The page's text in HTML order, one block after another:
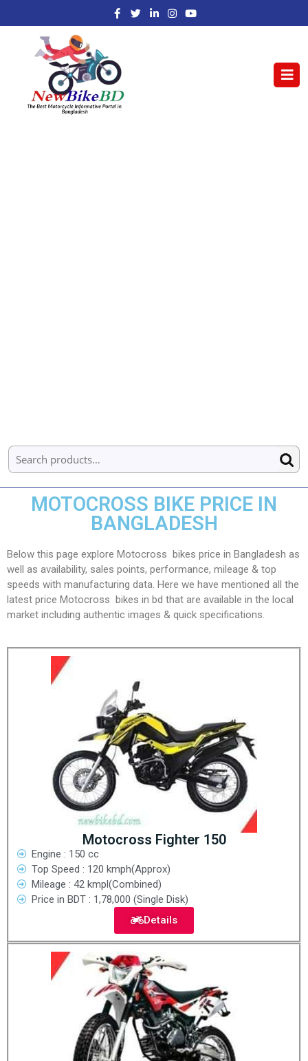
MOTOCROSS BIKE PRICE IN
BANGLADESH
Below this page explore Motocross bikes price in Bangladesh as
well as availability, sales points, performance, mileage & top
speeds with manufacturing data. Here we have mentioned all the
latest price Motocross bikes in bd that are available in the local
market including authentic images & quick specifications.
Motocross Fighter 150
Engine : 150 cc
Top Speed : 120 kmph(Approx)
Mileage : 42 kmpl(Combined)
Price in BDT : 1,78,000 (Single Disk)
Details